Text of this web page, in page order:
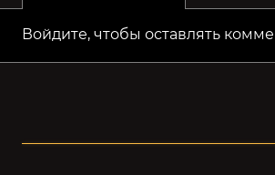
Войдите, чтобы оставлять